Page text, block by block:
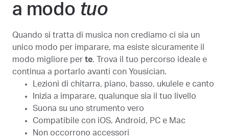
a modo tuo
Quando si tratta di musica non crediamo ci sia un
unico modo per imparare, ma esiste sicuramente il
modo migliore per te. Trova il tuo percorso ideale e
continua a portarlo avanti con Yousician.
Lezioni di chitarra, piano, basso, ukulele e canto
Inizia a imparare, qualunque sia il tuo livello
Suona su uno strumento vero
Compatibile con iOS, Android, PC e Mac
Non occorrono accessori